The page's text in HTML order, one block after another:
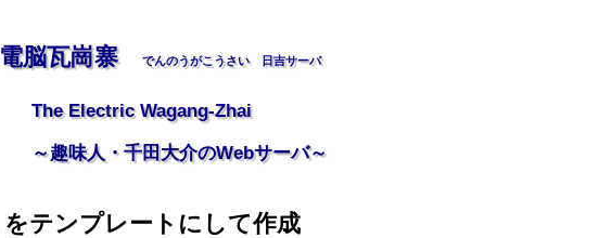
電脳瓦崗寨 でんのうがこうさい 日吉サーバ
The Electric Wagang-Zhai
～趣味人・千田大介のWebサーバ～
をテンプレートにして作成